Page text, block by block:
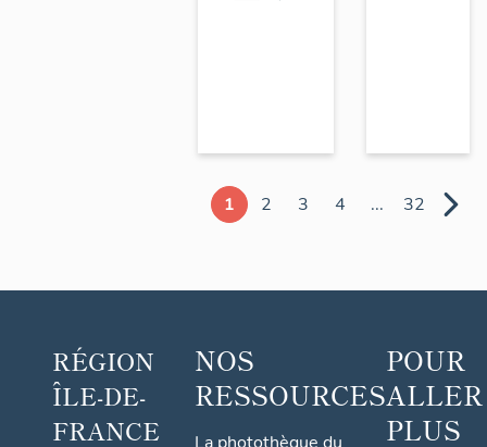
1 2 3 4 ... 32
RÉGION
ÎLE-DE-
FRANCE
NOS
RESSOURCES
POUR
ALLER
PLUS